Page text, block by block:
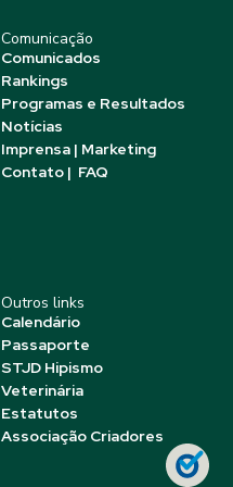
Comunicação
Comunicados
Rankings
Programas e Resultados
Notícias
Imprensa | Marketing
Contato | FAQ
Outros links
Calendário
Passaporte
STJD Hipismo
Veterinária
Estatutos
Associação Criadores